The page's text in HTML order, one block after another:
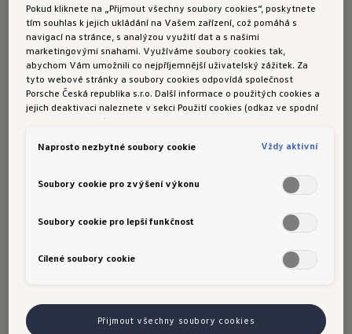
Pokud kliknete na „Přijmout všechny soubory cookies“, poskytnete
tím souhlas k jejich ukládání na Vašem zařízení, což pomáhá s
navigací na stránce, s analýzou využití dat a s našimi
marketingovými snahami. Využíváme soubory cookies tak,
abychom Vám umožnili co nejpříjemnější uživatelský zážitek. Za
tyto webové stránky a soubory cookies odpovídá společnost
Porsche Česká republika s.r.o. Další informace o použitých cookies a
jejich deaktivaci naleznete v sekci Použití cookies (odkaz ve spodní
části této stránky).
Naprosto nezbytné soubory cookie Vždy aktivní
Soubory cookie pro zvýšení výkonu
Soubory cookie pro lepší funkčnost
Cílené soubory cookie
Přijmout všechny soubory cookies